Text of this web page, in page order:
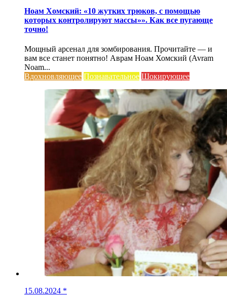
Ноам Хомский: «10 жутких трюков, с помощью
которых контролируют массы»». Как все пугающе
точно!
Мощный арсенал для зомбирования. Прочитайте — и
вам все станет понятно! Аврам Ноам Хомский (Avram
Noam...
Вдохновляющее Познавательное Шокирующее
15.08.2024 *